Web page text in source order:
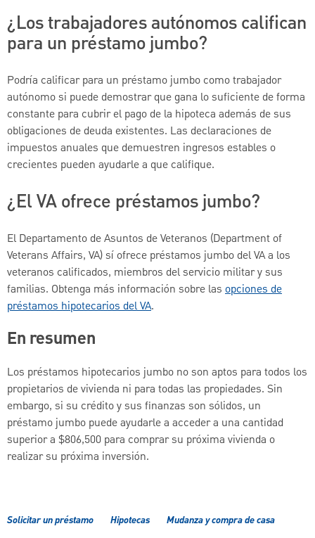
¿Los trabajadores autónomos califican
para un préstamo jumbo?
Podría calificar para un préstamo jumbo como trabajador
autónomo si puede demostrar que gana lo suficiente de forma
constante para cubrir el pago de la hipoteca además de sus
obligaciones de deuda existentes. Las declaraciones de
impuestos anuales que demuestren ingresos estables o
crecientes pueden ayudarle a que califique.
¿El VA ofrece préstamos jumbo?
El Departamento de Asuntos de Veteranos (Department of
Veterans Affairs, VA) sí ofrece préstamos jumbo del VA a los
veteranos calificados, miembros del servicio militar y sus
familias. Obtenga más información sobre las opciones de
préstamos hipotecarios del VA.
En resumen
Los préstamos hipotecarios jumbo no son aptos para todos los
propietarios de vivienda ni para todas las propiedades. Sin
embargo, si su crédito y sus finanzas son sólidos, un
préstamo jumbo puede ayudarle a acceder a una cantidad
superior a $806,500 para comprar su próxima vivienda o
realizar su próxima inversión.
Solicitar un préstamo Hipotecas Mudanza y compra de casa